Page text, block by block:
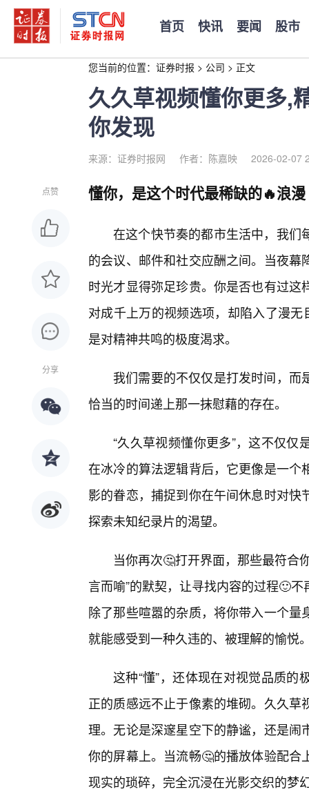
首页 快讯 要闻 股市
您当前的位置： 证券时报 > 公司 > 正文
久久草视频懂你更多,
你发现
来源：证券时报网 作者：陈嘉映 2026-02-07
点赞
分享
懂你，是这个时代最稀缺的🔥浪漫
在这个快节奏的都市生活中，我们
的会议、邮件和社交应酬之间。当夜
时光才显得弥足珍贵。你是否也有过
对成千上万的视频选项，却陷入了漫
是对精神共鸣的极度渴求。
我们需要的不仅仅是打发时间，
恰当的时间递上那一抹慰藉的存在。
“久久草视频懂你更多”，这不仅
在冰冷的算法逻辑背后，它更像是一
影的眷恋，捕捉到你在午间休息时对
探索未知纪录片的渴望。
当你再次🤔打开界面，那些最符合
言而喻”的默契，让寻找内容的过程🙂
除了那些喧嚣的杂质，将你带入一个
就能感受到一种久违的、被理解的愉悦
这种“懂”，还体现在对视觉品质
正的质感远不止于像素的堆砌。久久
理。无论是深邃星空下的静谧，还是
你的屏幕上。当流畅🤔的播放体验配
现实的琐碎，完全沉浸在光影交织的梦